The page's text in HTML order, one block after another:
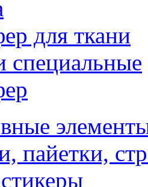
для ткани
специальные
пайетки,